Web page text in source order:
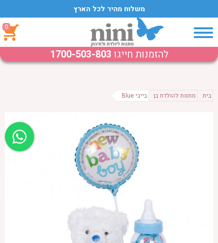
משלוח מהיר לכל הארץ
0
להזמנות חייגו 1700-503-803
בית מתנות להולדת בן בייבי Blue